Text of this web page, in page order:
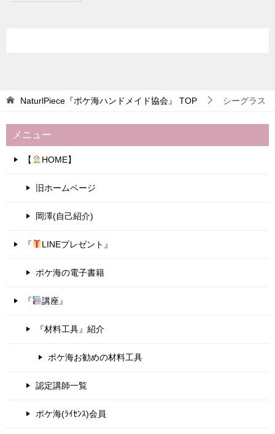
NaturlPiece『ポケ海ハンドメイド協会』 TOP シーグラス
メニュー
【 HOME】
旧ホームページ
岡澤(自己紹介)
『 LINEプレゼント』
ポケ海の電子書籍
『 講座』
『材料工具』紹介
ポケ海お勧めの材料工具
認定講師一覧
ポケ海(ﾗｲｾﾝｽ)会員